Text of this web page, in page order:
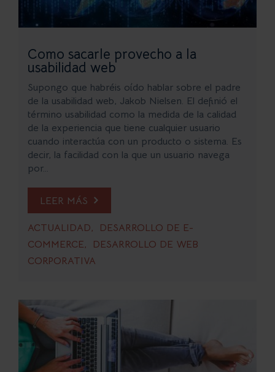
Como sacarle provecho a la
usabilidad web
Supongo que habréis oído hablar sobre el padre
de la usabilidad web, Jakob Nielsen. El definió el
término usabilidad como la medida de la calidad
de la experiencia que tiene cualquier usuario
cuando interactúa con un producto o sistema. Es
decir, la facilidad con la que un usuario navega
por...
LEER MÁS
ACTUALIDAD
DESARROLLO DE E-
COMMERCE
DESARROLLO DE WEB
CORPORATIVA